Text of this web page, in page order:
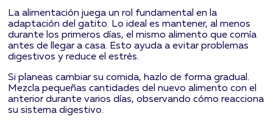
La alimentación juega un rol fundamental en la
adaptación del gatito. Lo ideal es mantener, al menos
durante los primeros días, el mismo alimento que comía
antes de llegar a casa. Esto ayuda a evitar problemas
digestivos y reduce el estrés.
Si planeas cambiar su comida, hazlo de forma gradual.
Mezcla pequeñas cantidades del nuevo alimento con el
anterior durante varios días, observando cómo reacciona
su sistema digestivo.